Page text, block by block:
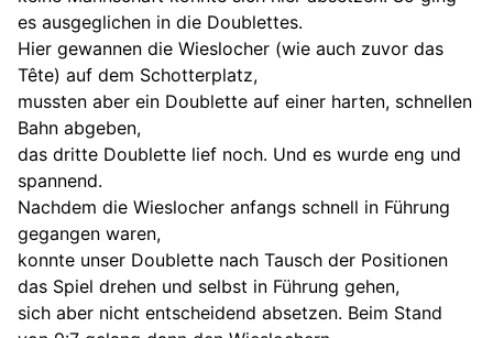
es ausgeglichen in die Doublettes.
Hier gewannen die Wieslocher (wie auch zuvor das
Tête) auf dem Schotterplatz,
mussten aber ein Doublette auf einer harten, schnellen
Bahn abgeben,
das dritte Doublette lief noch. Und es wurde eng und
spannend.
Nachdem die Wieslocher anfangs schnell in Führung
gegangen waren,
konnte unser Doublette nach Tausch der Positionen
das Spiel drehen und selbst in Führung gehen,
sich aber nicht entscheidend absetzen. Beim Stand